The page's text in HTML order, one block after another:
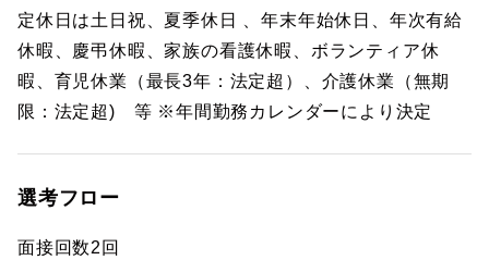
定休日は土日祝、夏季休日 、年末年始休日、年次有給
休暇、慶弔休暇、家族の看護休暇、ボランティア休
暇、育児休業（最長3年：法定超）、介護休業（無期
限：法定超) 等 ※年間勤務カレンダーにより決定
選考フロー
面接回数2回